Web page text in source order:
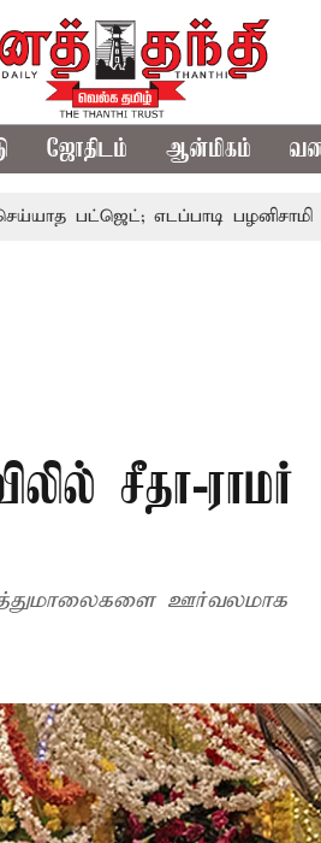
ஜோதிடம் ஆன்மிகம்
எடப்பாடி பழனிசாமி
சீதா-ராமர்
ஊர்வலமாக